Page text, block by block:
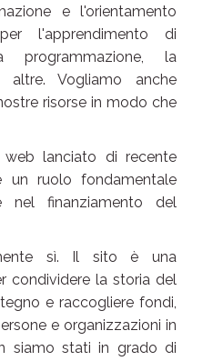
e l'orientamento
l'apprendimento di
la
altre. Vogliamo anche
risorse in modo che
lanciato di recente
un ruolo fondamentale
nel finanziamento del
sì. Il sito è una
condividere la storia del
e raccogliere fondi,
e organizzazioni in
siamo stati in grado di